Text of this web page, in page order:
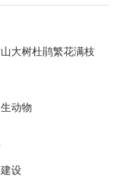
大树杜鹃繁花满枝
动物
设